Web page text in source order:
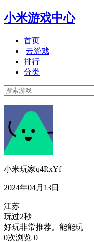
小米游戏中心
首页
云游戏
排行
分类
小米玩家q4RxYf
2024年04月13日
江苏
玩过2秒
好玩非常推荐。能能玩
0次浏览 0